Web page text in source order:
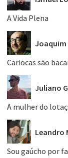
A Vida Plena
Joaquim
Cariocas são
Juliano
A mulher do
Leandro
Sou gaúcho por